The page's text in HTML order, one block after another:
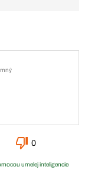
0
umelej inteligencie